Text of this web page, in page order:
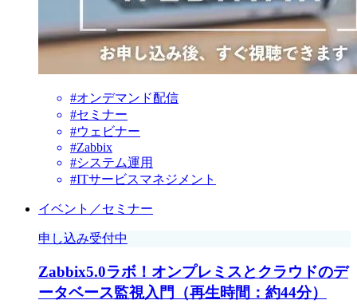
#オンデマンド配信
#セミナー
#ウェビナー
#Zabbix
#システム運用
#ITサービスマネジメント
イベント／セミナー
申し込み受付中
Zabbix5.0ラボ！オンプレミスとクラウドのデ
ータベース監視入門（再生時間：約44分）